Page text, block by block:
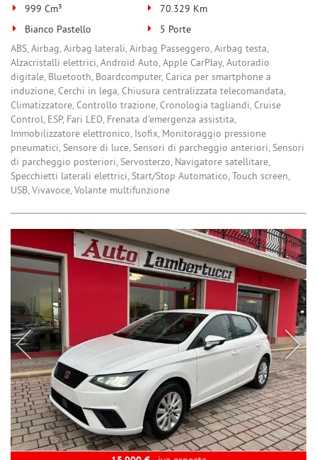
999 Cm³
70.329 Km
Bianco Pastello
5 Porte
ABS, Airbag, Airbag laterali, Airbag Passeggero, Airbag testa,
Alzacristalli elettrici, Android Auto, Apple CarPlay, Autoradio
digitale, Bluetooth, Boardcomputer, Carica per smartphone a
induzione, Cerchi in lega, Chiusura centralizzata telecomandata,
Climatizzatore, Controllo trazione, Cronologia tagliandi, Cruise
Control, ESP, Fari LED, Frenata d'emergenza assistita,
Immobilizzatore elettronico, Isofix, Monitoraggio pressione
pneumatici, Sensore di luce, Sensori di parcheggio anteriori, Sensori
di parcheggio posteriori, Servosterzo, Navigatore satellitare,
Specchietti laterali elettrici, Start/Stop Automatico, Touch screen,
USB, Vivavoce, Volante multifunzione